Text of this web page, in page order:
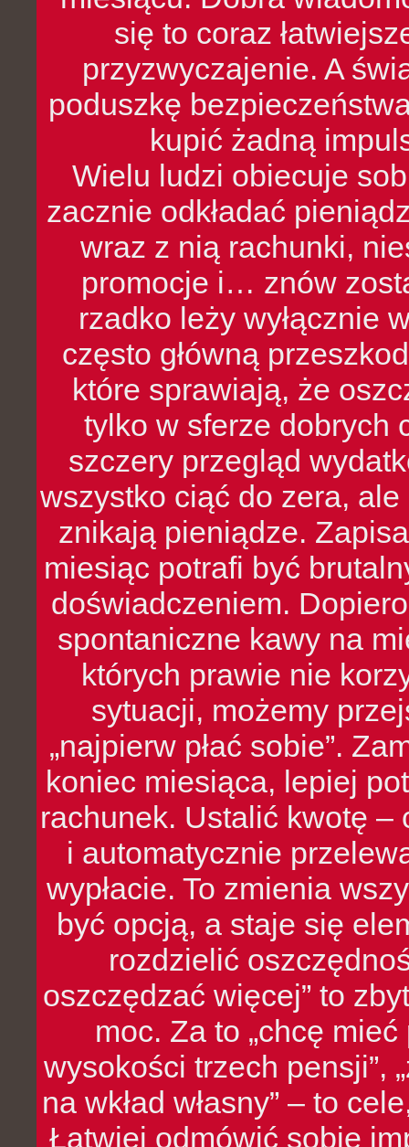
się to coraz
przyzwyczajenie. A
poduszkę
kupić żadną
Wielu ludzi obiecuje
zacznie odkładać
wraz z nią rachunki,
promocje i… znów
rzadko leży wyłącznie
często główną
które sprawiają, że
tylko w sferze dobrych
szczery przegląd
wszystko ciąć do zera,
znikają pieniądze.
miesiąc potrafi być
doświadczeniem.
spontaniczne kawy na
których prawie nie
sytuacji, możemy
„najpierw płać sobie”.
koniec miesiąca, lepiej
rachunek. Ustalić kwotę
i automatycznie
wypłacie. To zmienia
być opcją, a staje się
rozdzielić
oszczędzać więcej” to
moc. Za to „chcę
wysokości trzech pensji”,
na wkład własny” – to
Łatwiej odmówić sobie